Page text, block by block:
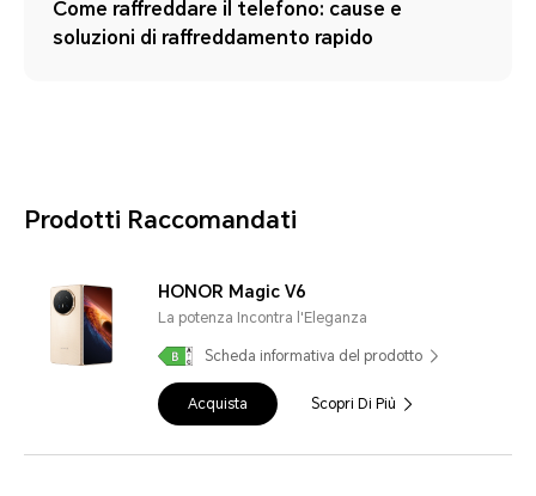
Come raffreddare il telefono: cause e
soluzioni di raffreddamento rapido
Prodotti Raccomandati
HONOR Magic V6
La potenza Incontra l'Eleganza
Scheda informativa del prodotto
Acquista Scopri Di Più